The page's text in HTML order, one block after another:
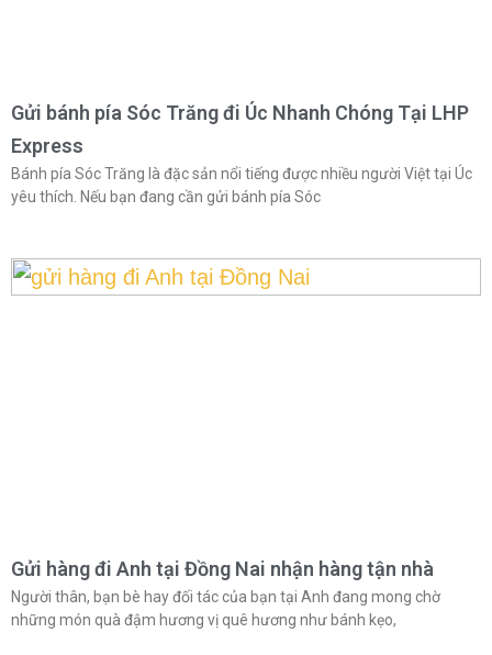
Gửi bánh pía Sóc Trăng đi Úc Nhanh Chóng Tại LHP
Express
Bánh pía Sóc Trăng là đặc sản nổi tiếng được nhiều người Việt tại Úc
yêu thích. Nếu bạn đang cần gửi bánh pía Sóc
Gửi hàng đi Anh tại Đồng Nai nhận hàng tận nhà
Người thân, bạn bè hay đối tác của bạn tại Anh đang mong chờ
những món quà đậm hương vị quê hương như bánh kẹo,